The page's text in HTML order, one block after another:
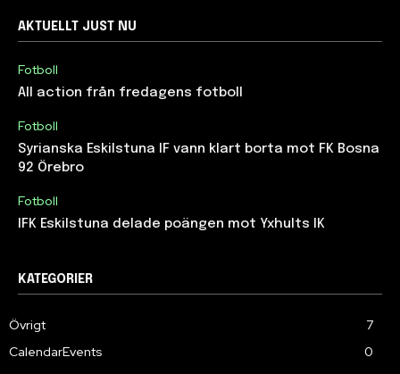
AKTUELLT JUST NU
Fotboll
All action från fredagens fotboll
Fotboll
Syrianska Eskilstuna IF vann klart borta mot FK Bosna
92 Örebro
Fotboll
IFK Eskilstuna delade poängen mot Yxhults IK
KATEGORIER
Övrigt
7
CalendarEvents
0